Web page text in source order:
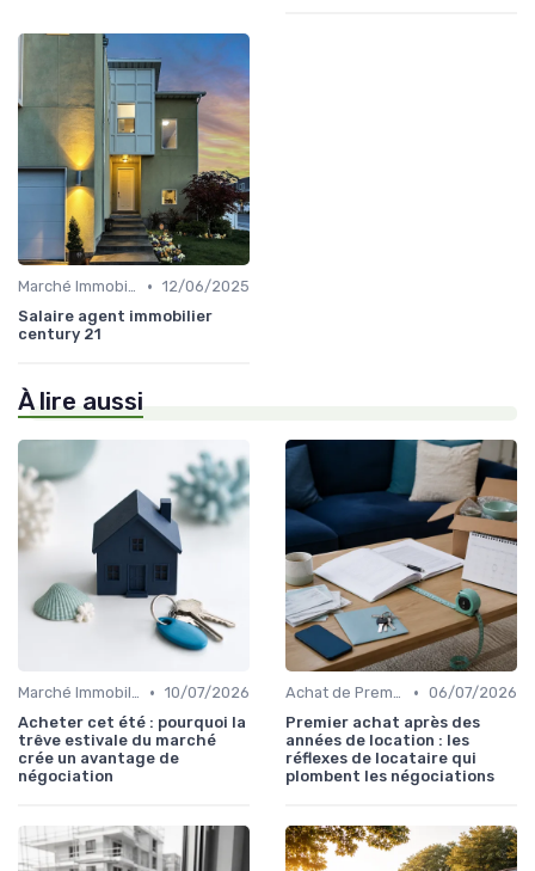
Marché Immobilier et Prix • 12/06/2025
Salaire agent immobilier
century 21
À lire aussi
Marché Immobilier et Prix • 10/07/2026
Acheter cet été : pourquoi la
trêve estivale du marché
crée un avantage de
négociation
Achat de Première Maison • 06/07/2026
Premier achat après des
années de location : les
réflexes de locataire qui
plombent les négociations